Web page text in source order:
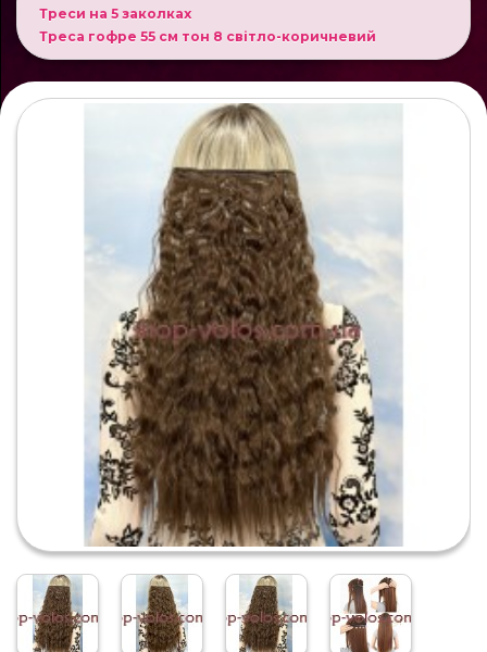
Треси на 5 заколках
Треса гофре 55 см тон 8 світло-коричневий